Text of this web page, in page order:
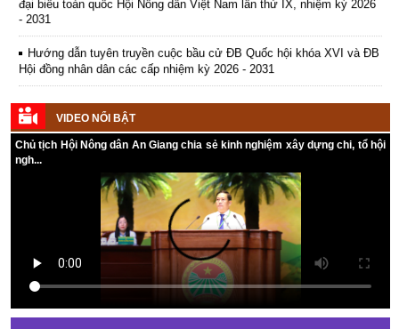
Hướng dẫn tuyên truyền cuộc bầu cử ĐB Quốc hội khóa XVI và ĐB
Hội đồng nhân dân các cấp nhiệm kỳ 2026 - 2031
Kế hoạch Tổ chức Đại hội Hội Nông dân cấp tỉnh, cấp xã nhiệm kỳ
2025 - 2030
VIDEO NỔI BẬT
Chủ tịch Hội Nông dân An Giang chia sẻ kinh nghiệm xây dựng chi, tổ hội
ngh...